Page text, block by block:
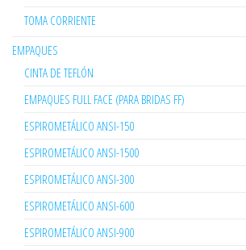
TOMA CORRIENTE
EMPAQUES
CINTA DE TEFLÓN
EMPAQUES FULL FACE (PARA BRIDAS FF)
ESPIROMETÁLICO ANSI-150
ESPIROMETÁLICO ANSI-1500
ESPIROMETÁLICO ANSI-300
ESPIROMETÁLICO ANSI-600
ESPIROMETÁLICO ANSI-900